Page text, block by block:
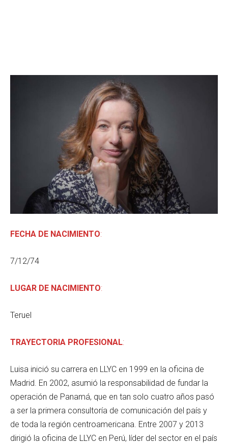
FECHA DE NACIMIENTO:
7/12/74
LUGAR DE NACIMIENTO:
Teruel
TRAYECTORIA PROFESIONAL:
Luisa inició su carrera en LLYC en 1999 en la oficina de
Madrid. En 2002, asumió la responsabilidad de fundar la
operación de Panamá, que en tan solo cuatro años pasó
a ser la primera consultoría de comunicación del país y
de toda la región centroamericana. Entre 2007 y 2013
dirigió la oficina de LLYC en Perú, líder del sector en el país